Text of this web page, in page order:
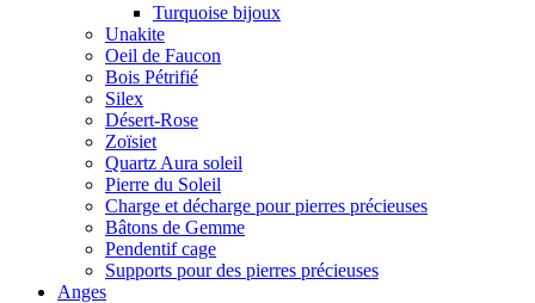
Turquoise bijoux
Unakite
Oeil de Faucon
Bois Pétrifié
Silex
Désert-Rose
Zoïsiet
Quartz Aura soleil
Pierre du Soleil
Charge et décharge pour pierres précieuses
Bâtons de Gemme
Pendentif cage
Supports pour des pierres précieuses
Anges